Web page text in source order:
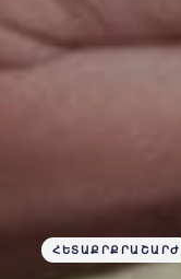
ՀԵՏԱՔՐՔՐԱՇԱՐԺ